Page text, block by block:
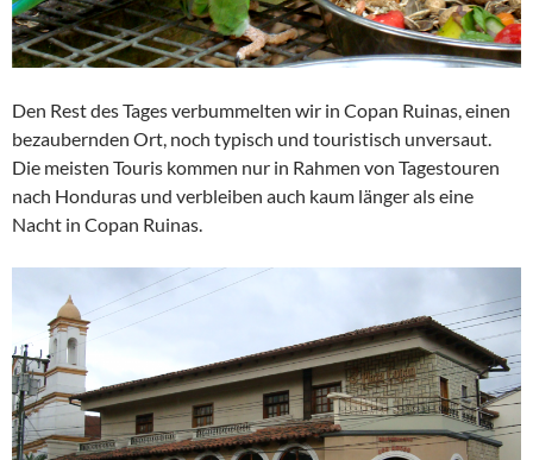
Den Rest des Tages verbummelten wir in Copan Ruinas, einen
bezaubernden Ort, noch typisch und touristisch unversaut.
Die meisten Touris kommen nur in Rahmen von Tagestouren
nach Honduras und verbleiben auch kaum länger als eine
Nacht in Copan Ruinas.